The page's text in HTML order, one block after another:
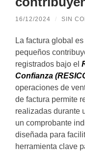
16/12/2024 / SIN
La factura global
pequeños
registrados bajo el
Confianza
operaciones de
de factura permite
realizadas durante
un comprobante
diseñada para
herramienta clave